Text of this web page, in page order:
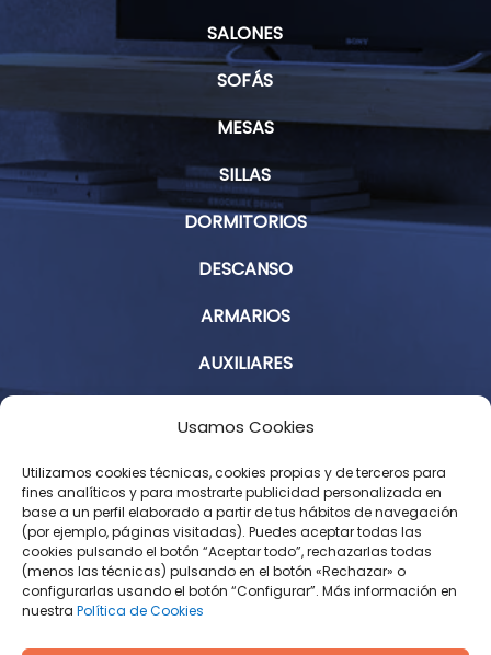
Usamos Cookies
Utilizamos cookies técnicas, cookies propias y de terceros para
fines analíticos y para mostrarte publicidad personalizada en
base a un perfil elaborado a partir de tus hábitos de navegación
(por ejemplo, páginas visitadas). Puedes aceptar todas las
cookies pulsando el botón “Aceptar todo”, rechazarlas todas
(menos las técnicas) pulsando en el botón «Rechazar» o
configurarlas usando el botón “Configurar”. Más información en
nuestra Política de Cookies
SALONES
SOFÁS
MESAS
SILLAS
DORMITORIOS
DESCANSO
ARMARIOS
AUXILIARES
Aviso Legal
Política de Privacidad
Condiciones Generales de Contratación
Política de Cookies
Derecho de desistimiento